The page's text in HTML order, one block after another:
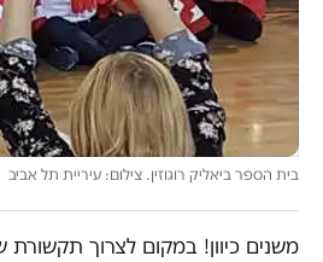
בית הספר ביאליק רוגוזין. צילום: עיריית תל אביב
משנים כיוון! במקום לצרוך